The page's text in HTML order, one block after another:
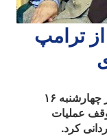
ترامپ
شهباز شریف، نخست‌وزیر پاکستان، روز چهارشنبه ۱۶
عملیات
کرد.